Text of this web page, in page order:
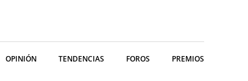
OPINIÓN TENDENCIAS FOROS PREMIOS